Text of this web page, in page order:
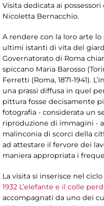
Visita dedicata ai possessori
Nicoletta Bernacchio.
A rendere con la loro arte
ultimi istanti di vita del
Governatorato di Roma
spiccano Maria Barosso
Ferretti (Roma, 1871-1941).
una prassi diffusa in quel
pittura fosse decisamente
fotografia - considerata un
riproduzione di immagini -
malinconia di scorci della
ad attestare il fervore dei
maniera appropriata i
La visita si inserisce nel
1932 L’elefante e il colle
accompagnati da uno dei